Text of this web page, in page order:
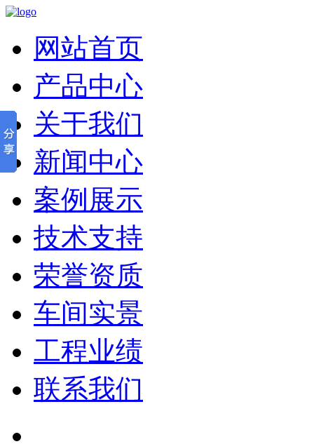
网站首页
产品中心
关于我们
新闻中心
案例展示
技术支持
荣誉资质
车间实景
工程业绩
联系我们